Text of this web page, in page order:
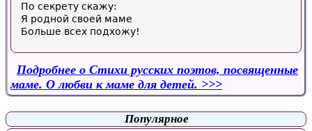
По секрету скажу:
Я родной своей маме
Больше всех подхожу!
Подробнее о Стихи русских поэтов, посвященные
маме. О любви к маме для детей.
Популярное